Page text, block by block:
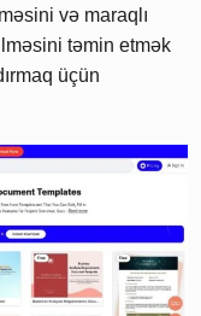
və maraqlı
təmin etmək
üçün